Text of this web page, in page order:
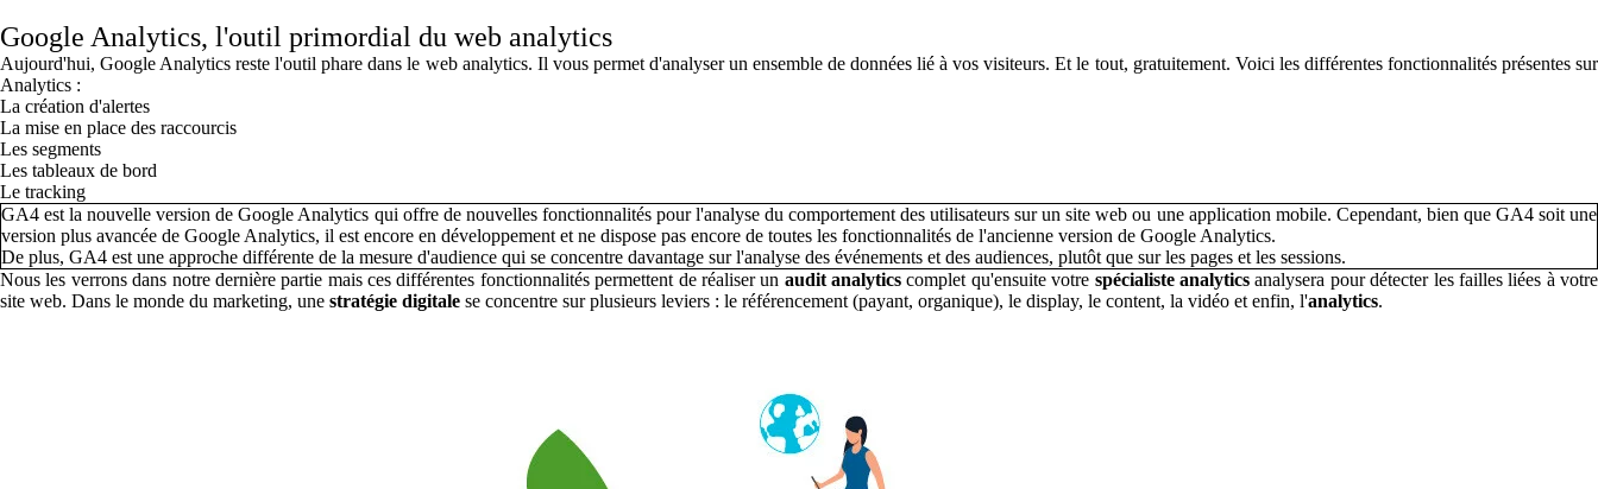
Google Analytics, l'outil primordial du web analytics
Aujourd'hui, Google Analytics reste l'outil phare dans le web analytics. Il vous permet d'analyser un ensemble de données lié à vos visiteurs. Et le tout, gratuitement. Voici les différentes fonctionnalités présentes sur
Analytics :
La création d'alertes
La mise en place des raccourcis
Les segments
Les tableaux de bord
Le tracking
GA4 est la nouvelle version de Google Analytics qui offre de nouvelles fonctionnalités pour l'analyse du comportement des utilisateurs sur un site web ou une application mobile. Cependant, bien que GA4 soit une
version plus avancée de Google Analytics, il est encore en développement et ne dispose pas encore de toutes les fonctionnalités de l'ancienne version de Google Analytics.
De plus, GA4 est une approche différente de la mesure d'audience qui se concentre davantage sur l'analyse des événements et des audiences, plutôt que sur les pages et les sessions.
Nous les verrons dans notre dernière partie mais ces différentes fonctionnalités permettent de réaliser un audit analytics complet qu'ensuite votre spécialiste analytics analysera pour détecter les failles liées à votre
site web. Dans le monde du marketing, une stratégie digitale se concentre sur plusieurs leviers : le référencement (payant, organique), le display, le content, la vidéo et enfin, l'analytics.